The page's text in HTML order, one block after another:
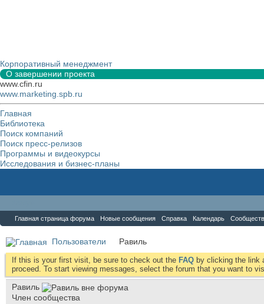
Корпоративный менеджмент
О завершении проекта
www.cfin.ru
www.marketing.spb.ru
Главная
Библиотека
Поиск компаний
Поиск пресс-релизов
Программы и видеокурсы
Исследования и бизнес-планы
Главная страница форума Новые сообщения Справка Календарь
Пользователи Равиль
If this is your first visit, be sure to check out the FAQ by clicking the link
proceed. To start viewing messages, select the forum that you want to
Равиль
Член сообщества